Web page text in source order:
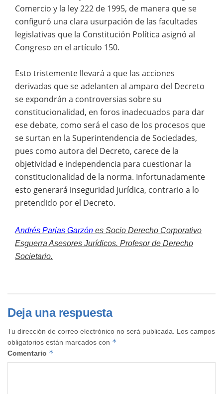
Comercio y la ley 222 de 1995, de manera que se
configuró una clara usurpación de las facultades
legislativas que la Constitución Política asignó al
Congreso en el artículo 150.
Esto tristemente llevará a que las acciones
derivadas que se adelanten al amparo del Decreto
se expondrán a controversias sobre su
constitucionalidad, en foros inadecuados para dar
ese debate, como será el caso de los procesos que
se surtan en la Superintendencia de Sociedades,
pues como autora del Decreto, carece de la
objetividad e independencia para cuestionar la
constitucionalidad de la norma. Infortunadamente
esto generará inseguridad jurídica, contrario a lo
pretendido por el Decreto.
Andrés Parias Garzón es Socio Derecho Corporativo
Esguerra Asesores Jurídicos. Profesor de Derecho
Societario.
Deja una respuesta
Tu dirección de correo electrónico no será publicada. Los campos
obligatorios están marcados con *
Comentario *